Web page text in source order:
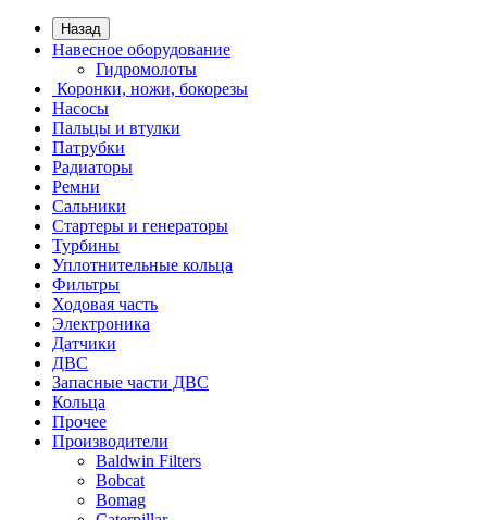
Назад
Навесное оборудование
Гидромолоты
Коронки, ножи, бокорезы
Насосы
Пальцы и втулки
Патрубки
Радиаторы
Ремни
Сальники
Стартеры и генераторы
Турбины
Уплотнительные кольца
Фильтры
Ходовая часть
Электроника
Датчики
ДВС
Запасные части ДВС
Кольца
Прочее
Производители
Baldwin Filters
Bobcat
Bomag